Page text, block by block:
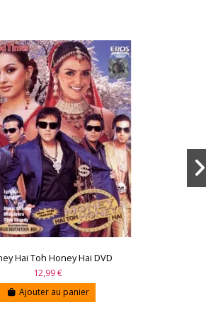
Hai Toh Honey Hai DVD
12,99 €
Ajouter au panier